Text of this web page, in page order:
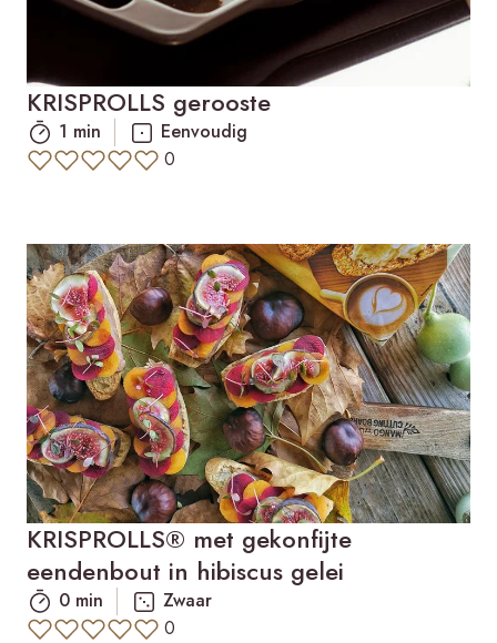
KRISPROLLS gerooste
1 min
Eenvoudig
0
KRISPROLLS® met gekonfijte
eendenbout in hibiscus gelei
0 min
Zwaar
0